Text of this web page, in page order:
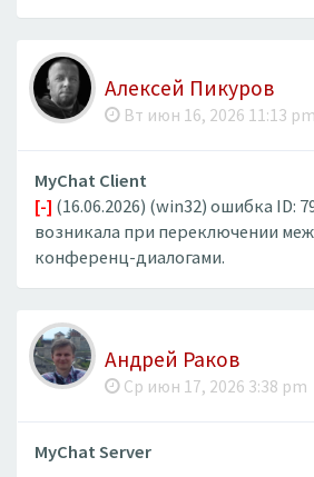
Алексей Пикуров
Вт июн 16, 2026 11:13 pm
MyChat Client
[-] (16.06.2026) (win32) ошибка ID:
возникала при переключении
конференц-диалогами.
Андрей Раков
Ср июн 17, 2026 3:38 pm
MyChat Server